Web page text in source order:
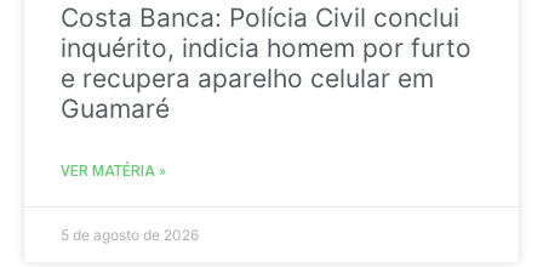
Costa Banca: Polícia Civil conclui
inquérito, indicia homem por furto
e recupera aparelho celular em
Guamaré
VER MATÉRIA »
5 de agosto de 2026